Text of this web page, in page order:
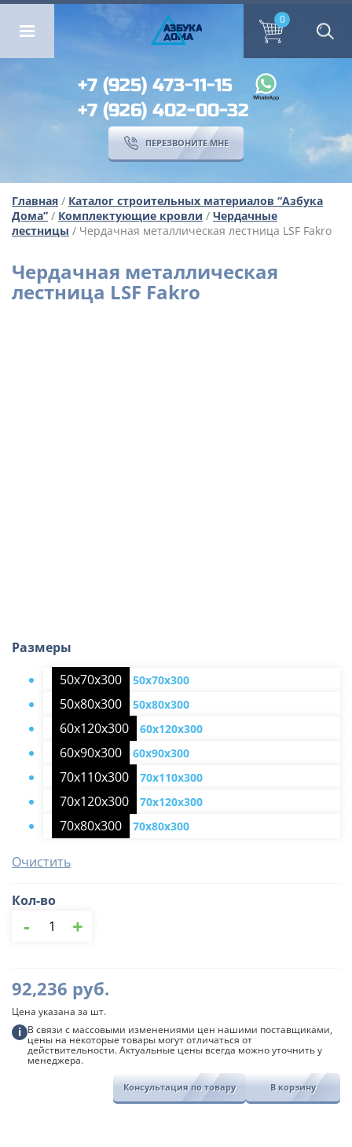
ОМА ПЕРЕЗВОНИТЕ МНЕ
ОМА
АЗБУКА
0
+7 (925) 473-11-15
+7 (926) 402-00-32
ПЕРЕЗВОНИТЕ МНЕ
Главная / Каталог строительных материалов “Азбука
Дома” / Комплектующие кровли / Чердачные
лестницы / Чердачная металлическая лестница LSF Fakro
Чердачная металлическая
лестница LSF Fakro
Размеры
50х70х300
50х70х300
50х80х300 50х80х300
60х120х300 60х120х300
60х90х300 60х90х300
70х110х300 70х110х300
70х120х300 70х120х300
70х80х300 70х80х300
Очистить
Кол-во
товара
LSF
Fakro
- +
92,236 руб.
Цена указана за шт.
i В связи с массовыми изменениями цен нашими поставщиками,
цены на некоторые товары могут отличаться от
действительности. Актуальные цены всегда можно уточнить у
менеджера.
Консультация по товару В корзину